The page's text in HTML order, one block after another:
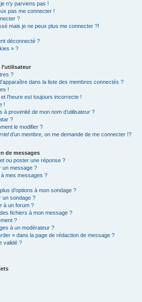
n’y parviens pas !
pas me connecter !
?
mais je ne peux plus me connecter ?!
déconnecté ?
» ?
l’utilisateur
?
dans la liste des membres connectés ?
!
l’heure est toujours incorrecte !
!
à proximité de mon nom d’utilisateur ?
?
le modifier ?
d’un membre, on me demande de me connecter !?
de messages
ou poster une réponse ?
un message ?
mes messages ?
d’options à mon sondage ?
un sondage ?
à un forum ?
fichiers à mon message ?
?
à un modérateur ?
» dans la page de rédaction de message ?
validé ?